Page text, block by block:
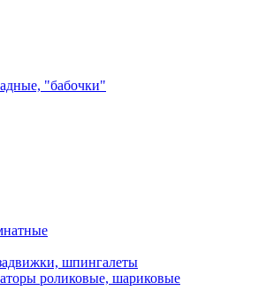
"бабочки"
шпингалеты
роликовые, шариковые